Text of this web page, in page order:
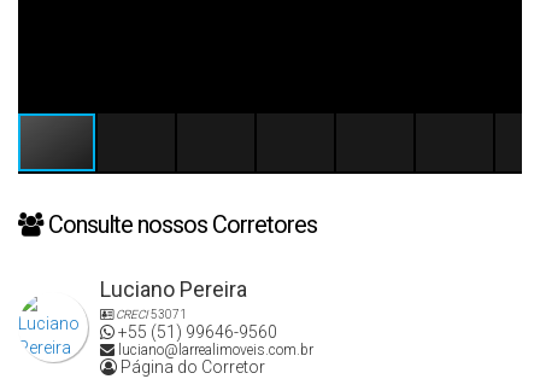
Consulte nossos Corretores
Luciano Pereira
CRECI53071
+55 (51) 99646-9560
luciano@larrealimoveis.com.br
Página do Corretor